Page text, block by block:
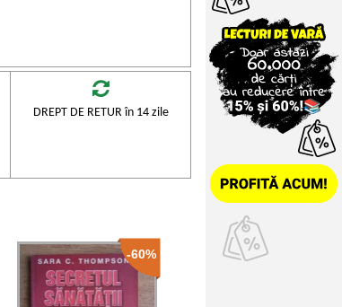
DREPT DE RETUR în 14 zile
-60%